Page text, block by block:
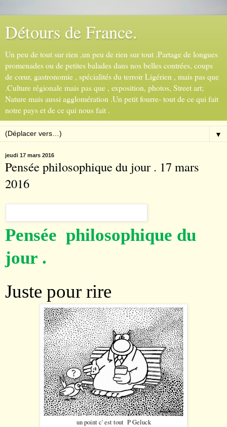
Détours de France.
Un peu de tout sur rien ,un peu de rien sur tout .Partage de longues
promenades ou de petites balades dans nos belles contrées, coups
de cœur, gastronomie , spécialités du terroir Ligérien , mais pas que
.Culture régionale mais pas que , exposition, photos, Street art;
Nature mais aussi agglomération .Un petit fourre- tout de ce qui fait
notre pays et de ce qui nous fait .
▼
jeudi 17 mars 2016
Pensée philosophique du jour . 17 mars
2016
Pensée philosophique du
jour .
Juste pour rire
un point c' est tout P Geluck